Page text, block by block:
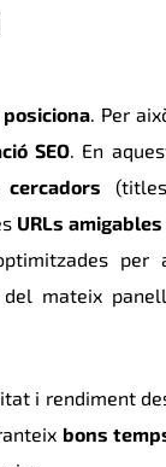
. Per
SEO. En
URLs amigables
per
mateix
i rendiment
bons